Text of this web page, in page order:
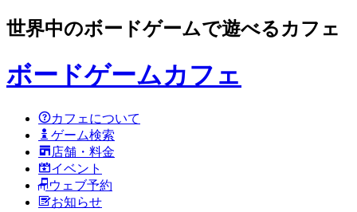
世界中のボードゲームで遊べるカフェ
ボードゲームカフェ
カフェについて
ゲーム検索
店舗・料金
イベント
ウェブ予約
お知らせ